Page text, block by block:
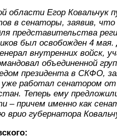
области Егор Ковальчук
в сенаторы, заявив,
представительства
был освобожден 4
внутренних войск,
объединенной
президента в СКФО,
уже работал сенатором
Теперь ему
– причем именно как
губернатора